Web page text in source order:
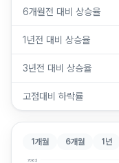
6개월전 대비 상승율
1년전 대비 상승율
3년전 대비 상승율
고점대비 하락률
1개월 6개월 1년
706$